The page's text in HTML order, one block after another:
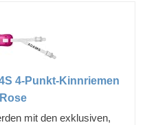
4-Punkt-Kinnriemen
mit den exklusiven,